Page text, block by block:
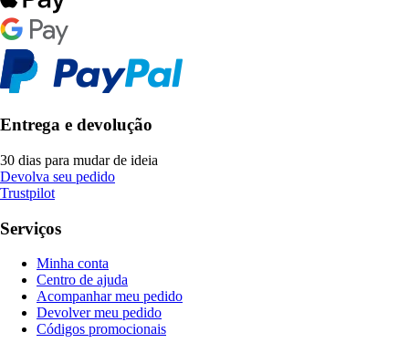
Entrega e devolução
30 dias para mudar de ideia
Devolva seu pedido
Trustpilot
Serviços
Minha conta
Centro de ajuda
Acompanhar meu pedido
Devolver meu pedido
Códigos promocionais